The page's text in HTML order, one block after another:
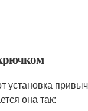
установка
она так: